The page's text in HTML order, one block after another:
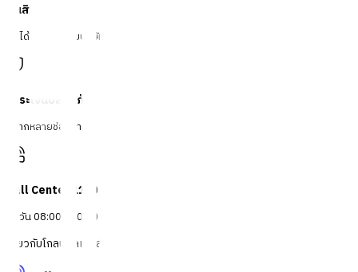
คืนสินค้าง่าย
คืนได้ตามเงื่อนไขบริษัท
ชำระเงินปลอดภัย
หลากหลายช่องทาง
Call Center 1160
ทุกวัน 08:00 - 20:00 น.
เกี่ยวกับโกลบอลเฮ้าส์